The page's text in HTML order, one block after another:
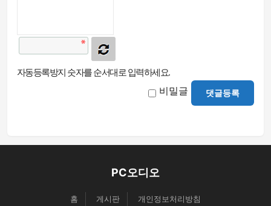
자동등록방지 숫자를 순서대로 입력하세요.
비밀글 댓글등록
PC오디오
홈 게시판 개인정보처리방침